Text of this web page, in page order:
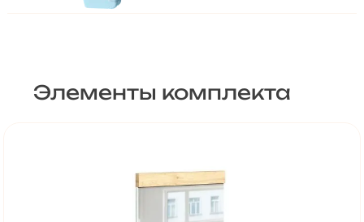
Элементы комплекта